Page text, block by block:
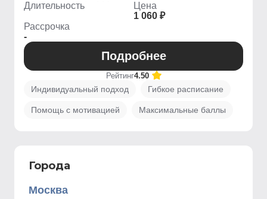
Длительность
Цена
1 060 ₽
Рассрочка
-
Подробнее
Рейтинг4.50
Индивидуальный подход Гибкое расписание
Помощь с мотивацией Максимальные баллы
Города
Москва